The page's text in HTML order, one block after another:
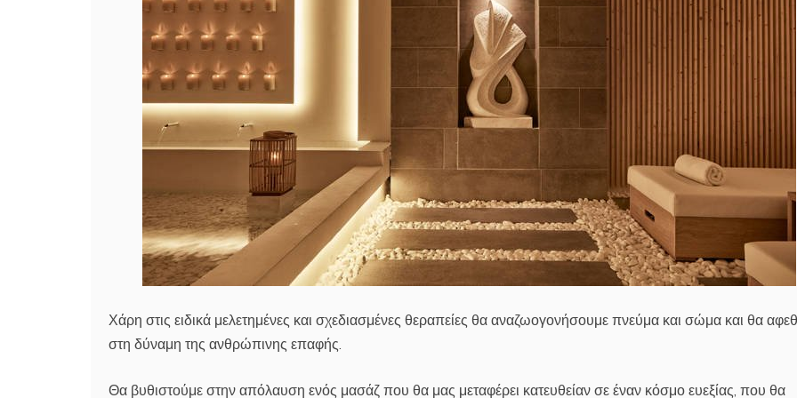
Χάρη στις ειδικά μελετημένες και σχεδιασμένες θεραπείες θα αναζωογονήσουμε πνεύμα και σώμα και θα
στη δύναμη της ανθρώπινης επαφής.
Θα βυθιστούμε στην απόλαυση ενός μασάζ που θα μας μεταφέρει κατευθείαν σε έναν κόσμο ευεξίας, που θα